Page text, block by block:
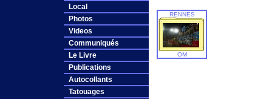
Local
Photos
Videos
Communiqués
Le Livre
Publications
Autocollants
Tatouages
RENNES
OM